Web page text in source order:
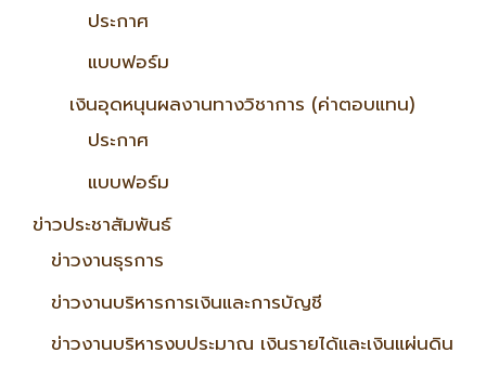
ประกาศ
แบบฟอร์ม
เงินอุดหนุนผลงานทางวิชาการ (ค่าตอบแทน)
ประกาศ
แบบฟอร์ม
ข่าวประชาสัมพันธ์
ข่าวงานธุรการ
ข่าวงานบริหารการเงินและการบัญชี
ข่าวงานบริหารงบประมาณ เงินรายได้และเงินแผ่นดิน